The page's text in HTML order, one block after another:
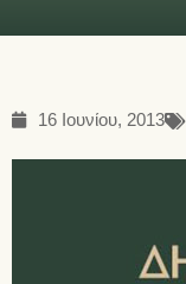
16 Ιουνίου, 2013